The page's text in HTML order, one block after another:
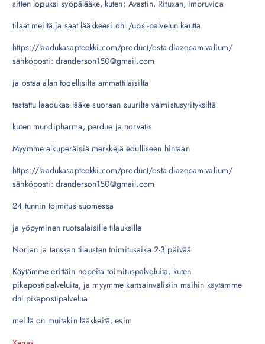
sitten lopuksi syöpälääke, kuten; Avastin, Rituxan, Imbruvica
tilaat meiltä ja saat lääkkeesi dhl /ups -palvelun kautta
https://laadukasapteekki.com/product/osta-diazepam-valium/
sähköposti: dranderson150@gmail.com
ja ostaa alan todellisilta ammattilaisilta
testattu laadukas lääke suoraan suurilta valmistusyrityksiltä
kuten mundipharma, perdue ja norvatis
Myymme alkuperäisiä merkkejä edulliseen hintaan
https://laadukasapteekki.com/product/osta-diazepam-valium/
sähköposti: dranderson150@gmail.com
24 tunnin toimitus suomessa
ja yöpyminen ruotsalaisille tilauksille
Norjan ja tanskan tilausten toimitusaika 2-3 päivää
Käytämme erittäin nopeita toimituspalveluita, kuten
pikapostipalveluita, ja myymme kansainvälisiin maihin käytämme
dhl pikapostipalvelua
meillä on muitakin lääkkeitä, esim